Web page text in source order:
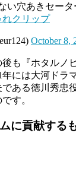
い穴あきセー
れクリップ
October 8,
も『ホタルノ
には大河ドラ
ある徳川秀忠
す。
に貢献する